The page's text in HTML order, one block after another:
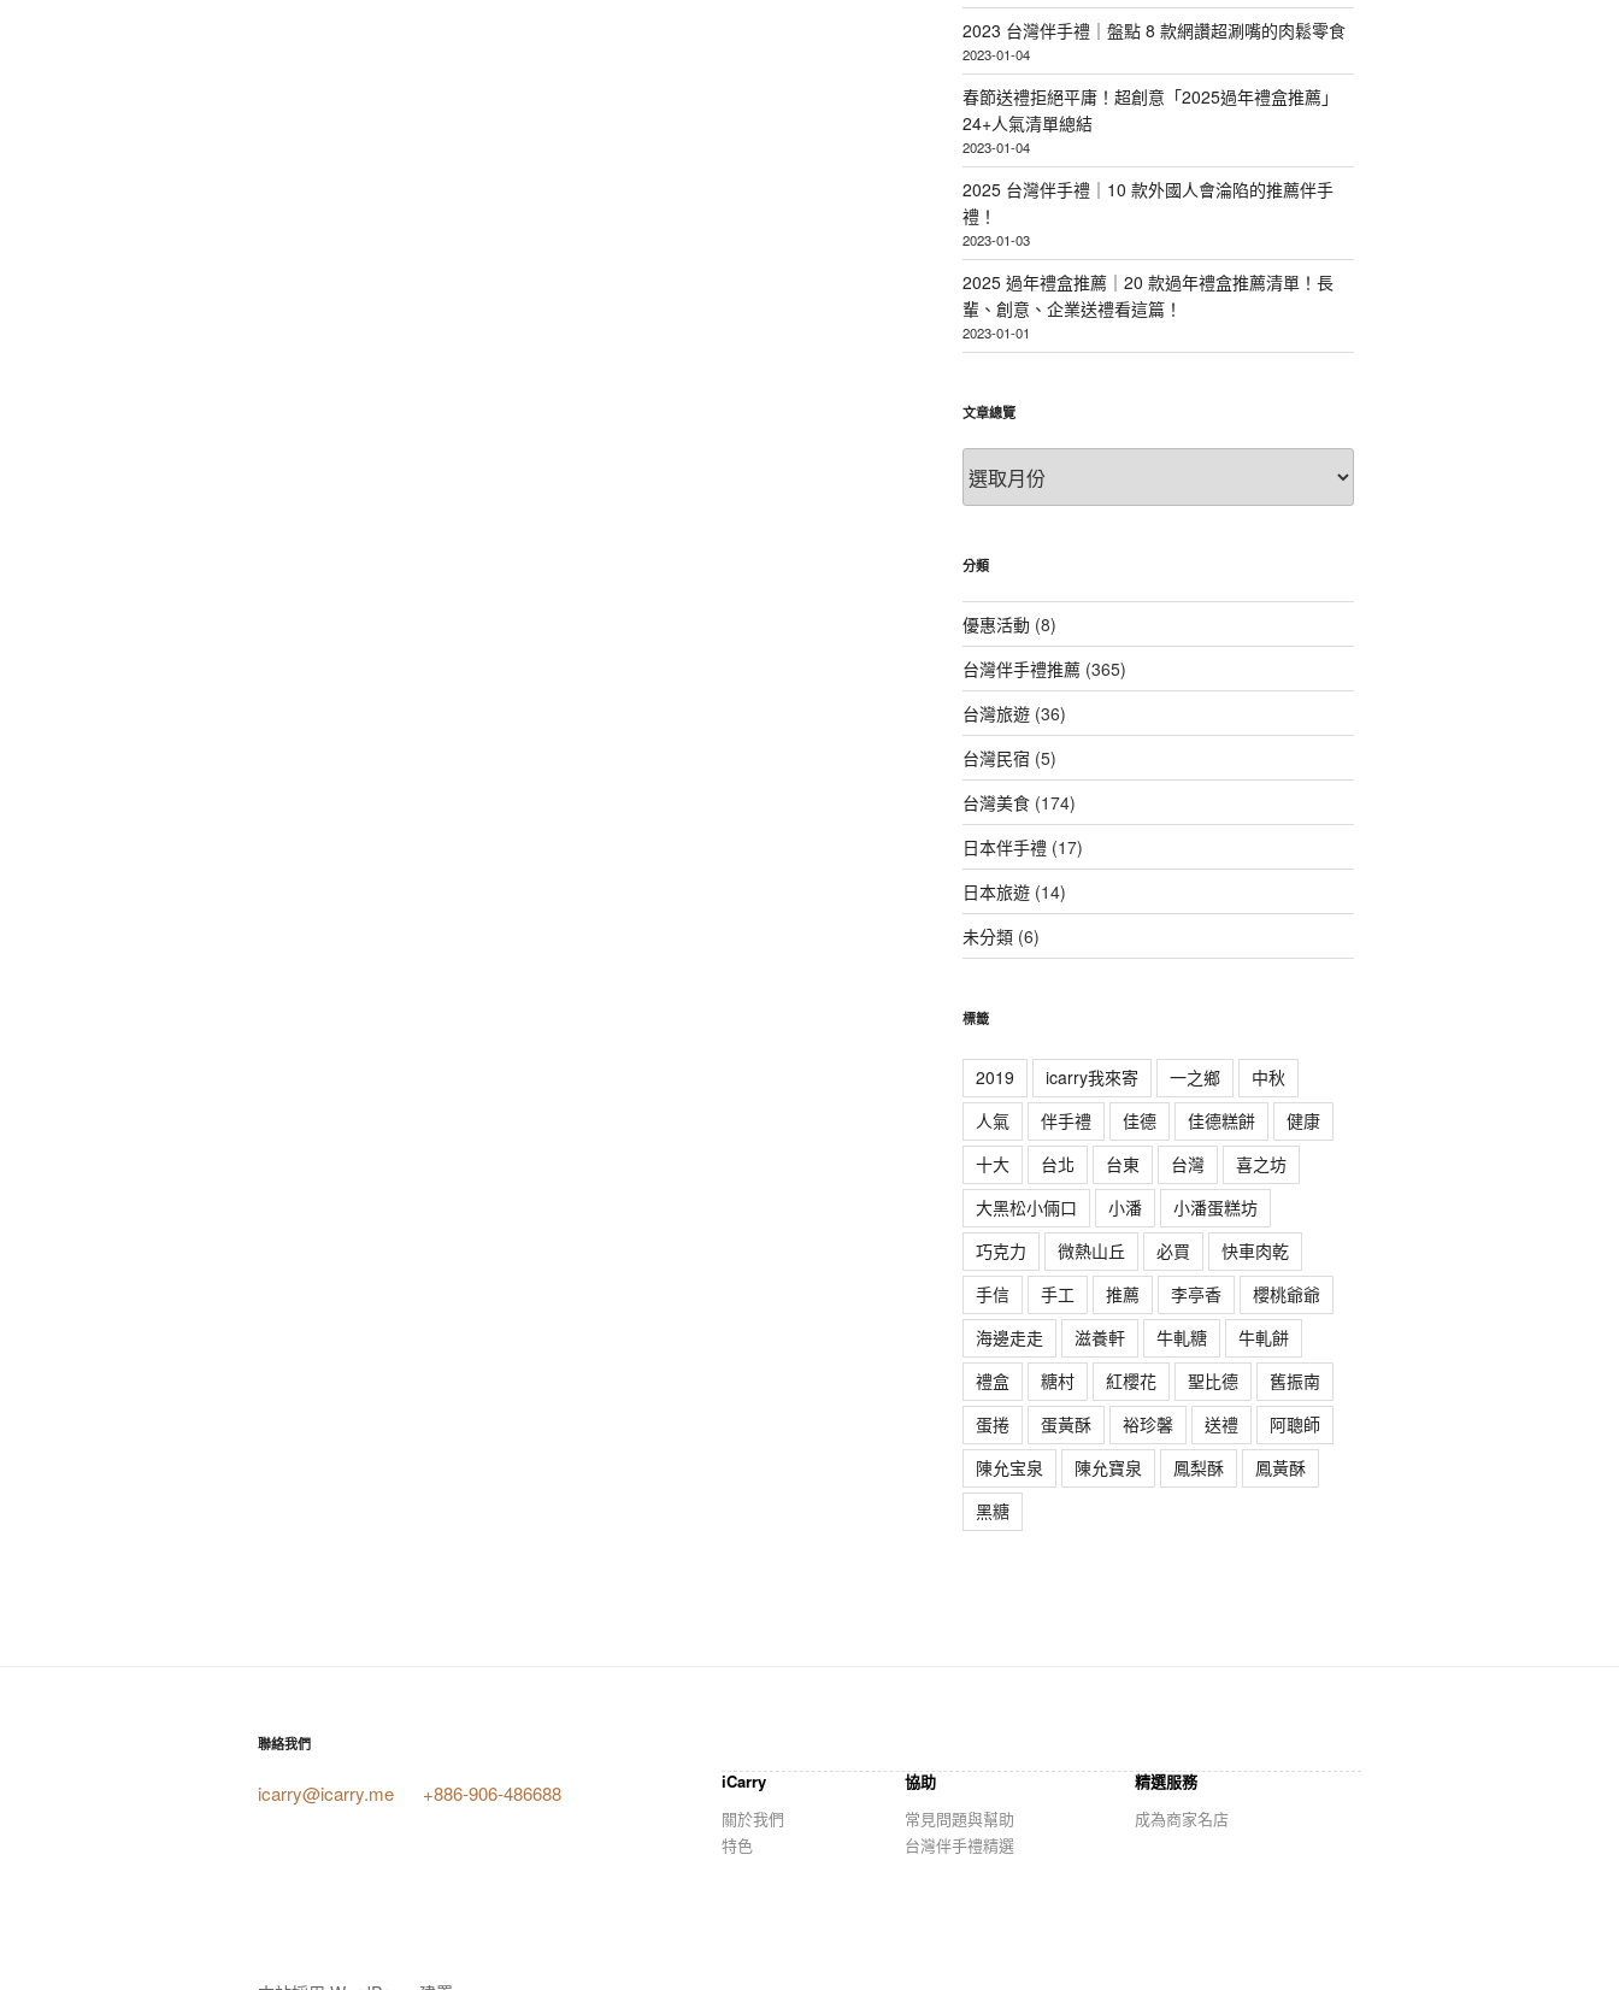
2023 台灣伴手禮｜盤點 8 款網讚超涮嘴的肉鬆零食
2023-01-04
春節送禮拒絕平庸！超創意「2025過年禮盒推薦」
24+人氣清單總結
2023-01-04
2025 台灣伴手禮｜10 款外國人會淪陷的推薦伴手
禮！
2023-01-03
2025 過年禮盒推薦｜20 款過年禮盒推薦清單！長
輩、創意、企業送禮看這篇！
2023-01-01
文章總覽
章
總
分類
優惠活動(8)
台灣伴手禮推薦(365)
台灣旅遊(36)
台灣民宿 (5)
台灣美食(174)
日本伴手禮(17)
日本旅遊(14)
未分類(6)
標籤
2019 icarry我來寄 一之鄉
中秋
人氣
伴手禮 佳德 佳德糕餅
健康
十大
台北 台東 台灣
喜之坊
大黑松小倆口
小潘
小潘蛋糕坊
巧克力
微熱山丘 必買
快車肉乾
手信
手工 推薦 李亭香
櫻桃爺爺
海邊走走
滋養軒 牛軋糖
牛軋餅
禮盒
糖村 紅櫻花 聖比德
舊振南
蛋捲
蛋黃酥 裕珍馨 送禮
阿聰師
陳允宝泉
陳允寶泉 鳳梨酥
鳳黃酥
黑糖
聯絡我們
icarry@icarry.me +886-906-486688
iCarry
關於我們
特色
協助
常見問題與幫助
台灣伴手禮精選
精選服務
成為商家名店